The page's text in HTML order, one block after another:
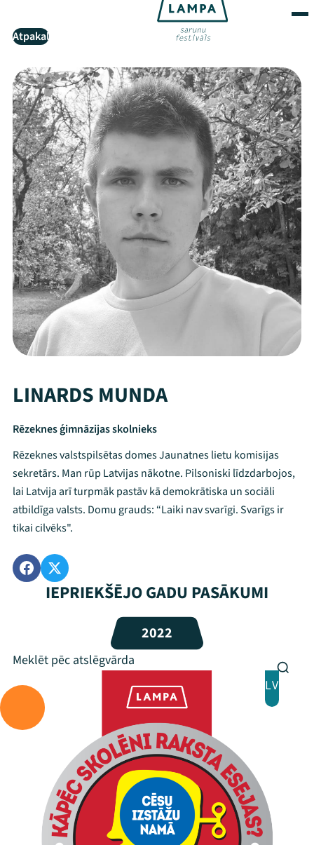
Atpakaļ
LINARDS MUNDA
Rēzeknes ģimnāzijas skolnieks
Rēzeknes valstspilsētas domes Jaunatnes lietu komisijas
sekretārs. Man rūp Latvijas nākotne. Pilsoniski līdzdarbojos,
lai Latvija arī turpmāk pastāv kā demokrātiska un sociāli
atbildīga valsts. Domu grauds: “Laiki nav svarīgi. Svarīgs ir
tikai cilvēks".
IEPRIEKŠĒJO GADU PASĀKUMI
2022
LV